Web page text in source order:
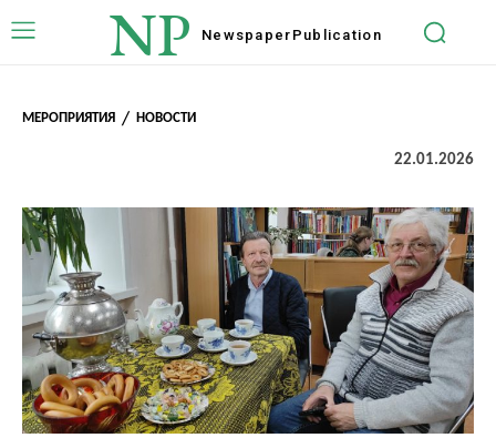
NP Newspaper Publication
МЕРОПРИЯТИЯ НОВОСТИ
22.01.2026